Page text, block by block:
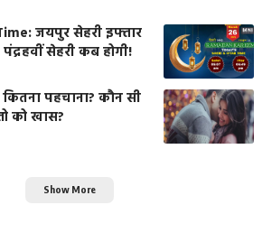
जयपुर सेहरी इफ्तार
सेहरी कब होगी!
पहचाना? कौन सी
को खास?
Show More